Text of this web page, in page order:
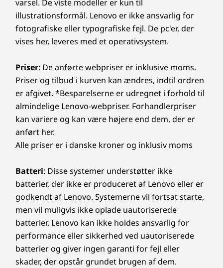
Skriveinspiration
Den 9. generation af ThinkPad X1 2-i-1
begejstrer selv de mest kræsne tech-
entusiaster. Vi har gentænkt placeringen af
stylus, og hvordan den passer til enheden. Nu
binder den endnu større Lenovo Slim Pen med
tastaturrammen magnetisk, så den altid er
inden for rækkevidde. Nu kan du skitsere, tage
noter eller bruge den til at opnå endnu mere
præcision i apps. Og det bedste ved det hele?
Når du lukker låget, forbliver pennen fastgjort,
selv når den transporteres.
Intel®WiFi 7 (kræver Windows 11)
Intel®WiFi 6E* (kræver Windows 11)
WWAN 5G sub-6 (CAT20) med eSIM og fysisk nano SIM
WWAN 4G LTE (CAT16) med eSIM og fysisk nano SIM
NFC
* 6 GHz Wi-Fi 6E-drift afhænger af understøttelsen af
operativsystemet, routere/AP'er/gateways, der
understøtter Wi-Fi 6E, sammen med de regionale
reguleringscertificeringer og spektrumallokering.
Understøttet docking
Thunderbolt™ Dock
USB-C® Dock
DESIGN
Mål (H x B x D)
14,96 mm x 312,8 mm x 217,65 mm/0,59" x 12,31" x
8,57"
Smart Performance
computeroplevelse! Giv din computer flere kræfter, og
få problemfri drift og lynhurtig start. Nyd en hurtigere
tilslutningsmuligheder. Beskyt din it-investering ved
afværge adware, malware og andre trusler med en
forbedret sikkerhedsløsning. Slip potentialet løs på en
spændende virtuel rejse!
varsel. De viste modeller er kun til
illustrationsformål. Lenovo er ikke ansvarlig for
fotografiske eller typografiske fejl. De pc'er, der
vises her, leveres med et operativsystem.
Priser: De anførte webpriser er inklusive moms.
Priser og tilbud i kurven kan ændres, indtil ordren
er afgivet. *Besparelserne er udregnet i forhold til
almindelige Lenovo-webpriser. Forhandlerpriser
kan variere og kan være højere end dem, der er
anført her.
Alle priser er i danske kroner og inklusiv moms
Batteri: Disse systemer understøtter ikke
batterier, der ikke er produceret af Lenovo eller er
godkendt af Lenovo. Systemerne vil fortsat starte,
men vil muligvis ikke oplade uautoriserede
batterier. Lenovo kan ikke holdes ansvarlig for
performance eller sikkerhed ved uautoriserede
batterier og giver ingen garanti for fejl eller
skader, der opstår grundet brugen af dem.